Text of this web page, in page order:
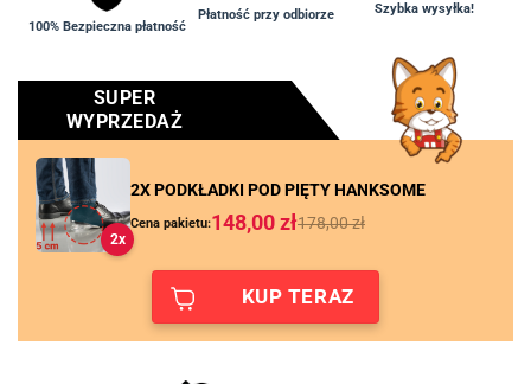
100% Bezpieczna płatność
Płatność przy odbiorze Szybka wysyłka!
SUPER
WYPRZEDAŻ
2x
2X PODKŁADKI POD PIĘTY HANKSOME
Cena pakietu:148,00zł178,00zł
KUP TERAZ